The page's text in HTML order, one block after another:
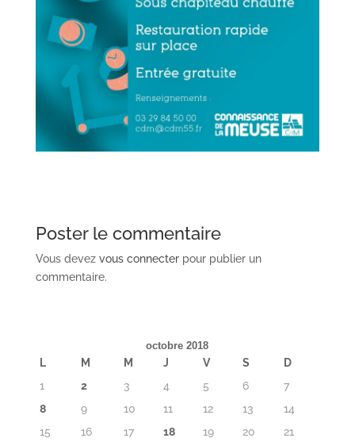
Poster le commentaire
Vous devez vous connecterpour publier un
commentaire.
octobre 2018
L M M J V S
D
1
2 3 4 5 6
7
8
9 10 11 12 13
14
15
16 17 18 19 20 21